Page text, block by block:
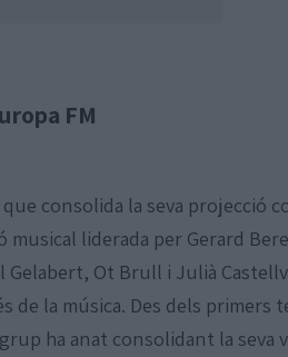
FM
consolida la seva projecció
musical liderada per Gerard
Gelabert, Ot Brull i Julià
de la música. Des dels primers
ha anat consolidant la seva